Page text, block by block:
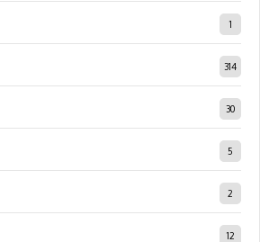
1
314
30
5
2
12